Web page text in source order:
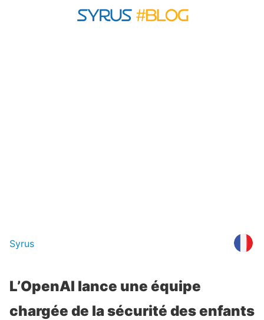
Syrus
L’OpenAI lance une équipe
chargée de la sécurité des enfants